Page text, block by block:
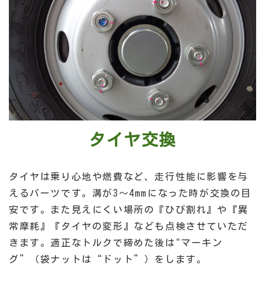
タイヤ交換
タイヤは乗り心地や燃費など、走行性能に影響を与
えるパーツです。溝が3～4mmになった時が交換の目
安です。また見えにくい場所の『ひび割れ』や『異
常摩耗』『タイヤの変形』なども点検させていただ
きます。適正なトルクで締めた後は"マーキン
グ ” （袋ナットは“ドット”）をします。